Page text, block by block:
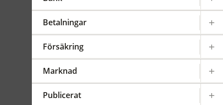
Betalningar
Försäkring
Marknad
Publicerat
FFFS
Föreskrifterna ändras så att